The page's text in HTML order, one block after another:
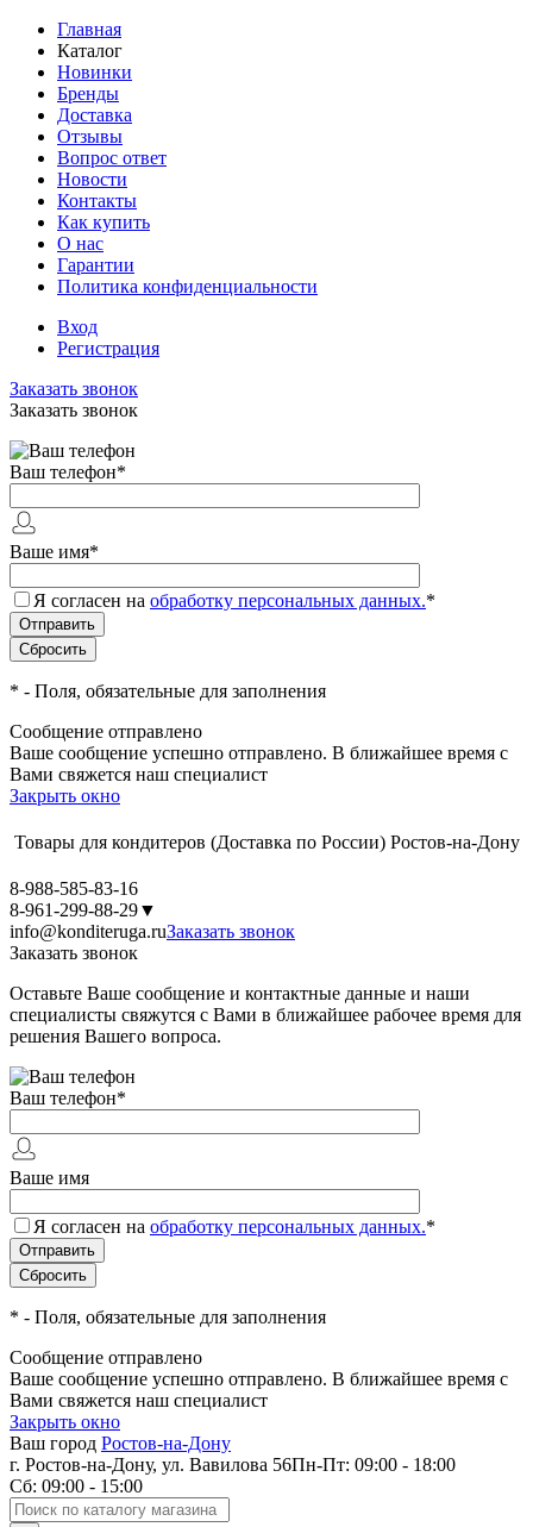
Главная
Каталог
Новинки
Бренды
Доставка
Отзывы
Вопрос ответ
Новости
Контакты
Как купить
О нас
Гарантии
Политика конфиденциальности
Вход
Регистрация
Заказать звонок
Заказать звонок
Ваш телефон*
Ваше имя*
Я согласен на обработку персональных данных.*
* - Поля, обязательные для заполнения
Сообщение отправлено
Ваше сообщение успешно отправлено. В ближайшее время с
Вами свяжется наш специалист
Закрыть окно
Товары для кондитеров (Доставка по России) Ростов-на-Дону
8-988-585-83-16
8-961-299-88-29▼
info@konditeruga.ruЗаказать звонок
Заказать звонок
Оставьте Ваше сообщение и контактные данные и наши
специалисты свяжутся с Вами в ближайшее рабочее время для
решения Вашего вопроса.
Ваш телефон*
Ваше имя
Я согласен на обработку персональных данных.*
* - Поля, обязательные для заполнения
Сообщение отправлено
Ваше сообщение успешно отправлено. В ближайшее время с
Вами свяжется наш специалист
Закрыть окно
Ваш город Ростов-на-Дону
г. Ростов-на-Дону, ул. Вавилова 56Пн-Пт: 09:00 - 18:00
Сб: 09:00 - 15:00